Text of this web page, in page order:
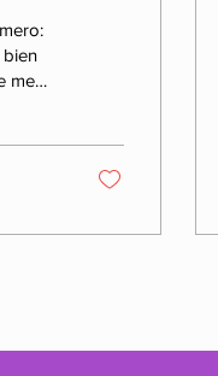
bien
me